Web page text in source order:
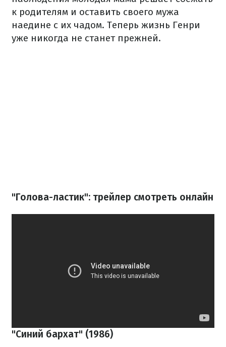
к родителям и оставить своего мужа
наедине с их чадом. Теперь жизнь Генри
уже никогда не станет прежней.
"Голова-ластик": трейлер смотреть онлайн
"Синий бархат" (1986)